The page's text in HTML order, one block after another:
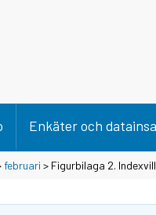
Enkäter och
februari > Figurbilaga 2.